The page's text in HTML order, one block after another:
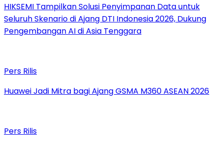
HIKSEMI Tampilkan Solusi Penyimpanan Data untuk
Seluruh Skenario di Ajang DTI Indonesia 2026, Dukung
Pengembangan AI di Asia Tenggara
Pers Rilis
Huawei Jadi Mitra bagi Ajang GSMA M360 ASEAN 2026
Pers Rilis